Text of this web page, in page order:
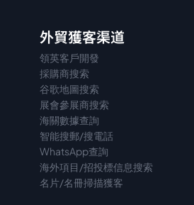
外貿獲客渠道
領英客戶開發
採購商搜索
谷歌地圖搜索
展會參展商搜索
海關數據查詢
智能搜郵/搜電話
WhatsApp查詢
海外項目/招投標信息搜索
名片/名冊掃描獲客